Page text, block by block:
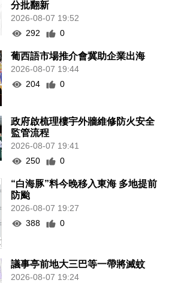
分批翻新
2026-08-07 19:52
292
0
葡西語市場推介會冀助企業出海
2026-08-07 19:44
204
0
政府啟梳理樓宇外牆維修防火安全
監管流程
2026-08-07 19:41
250
0
“白海豚”料今晚移入東海 多地提前
防颱
2026-08-07 19:27
388
0
議事亭前地大三巴等一帶將滅蚊
2026-08-07 19:24